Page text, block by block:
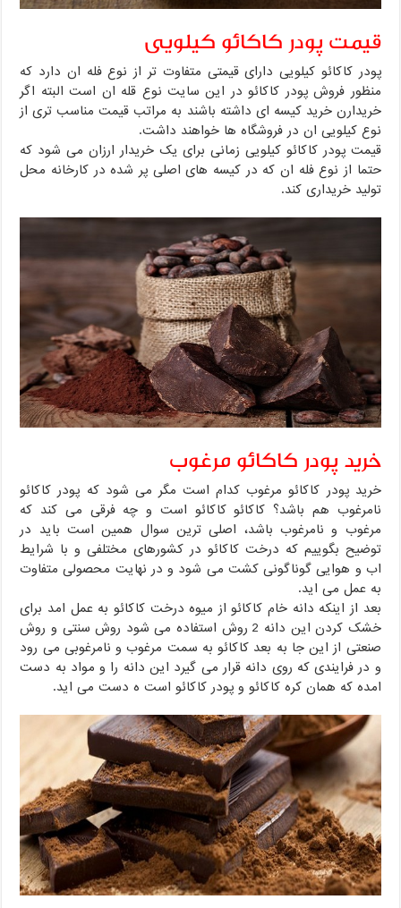
قیمت پودر کاکائو کیلویی
پودر کاکائو کیلویی دارای قیمتی متفاوت تر از نوع فله ان دارد که
منظور فروش پودر کاکائو در این سایت نوع قله ان است البته اگر
خریدارن خرید کیسه ای داشته باشند به مراتب قیمت مناسب تری از
نوع کیلویی ان در فروشگاه ها خواهند داشت.
قیمت پودر کاکائو کیلویی زمانی برای یک خریدار ارزان می شود که
حتما از نوع فله ان که در کیسه های اصلی پر شده در کارخانه محل
تولید خریداری کند.
خرید پودر کاکائو مرغوب
خرید پودر کاکائو مرغوب کدام است مگر می شود که پودر کاکائو
نامرغوب هم باشد؟ کاکائو کاکائو است و چه فرقی می کند که
مرغوب و نامرغوب باشد، اصلی ترین سوال همین است باید در
توضیح بگوییم که درخت کاکائو در کشورهای مختلفی و با شرایط
اب و هوایی گوناگونی کشت می شود و در نهایت محصولی متفاوت
به عمل می اید.
بعد از اینکه دانه خام کاکائو از میوه درخت کاکائو به عمل امد برای
خشک کردن این دانه 2 روش استفاده می شود روش سنتی و روش
صنعتی از این جا به بعد کاکائو به سمت مرغوب و نامرغوبی می رود
و در فرایندی که روی دانه قرار می گیرد این دانه را و مواد به دست
امده که همان کره کاکائو و پودر کاکائو است ه دست می اید.